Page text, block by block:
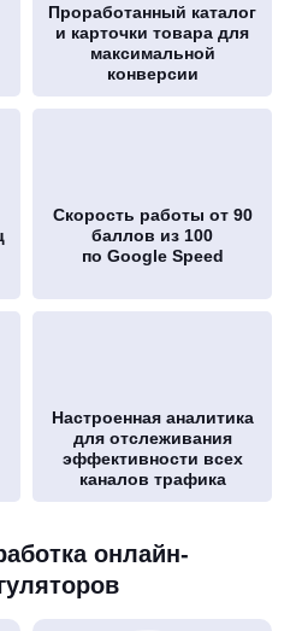
Проработанный каталог
и карточки товара для
максимальной
конверсии
Скорость работы от 90
баллов из 100
по Google Speed
Настроенная аналитика
для отслеживания
эффективности всех
каналов трафика
онлайн-